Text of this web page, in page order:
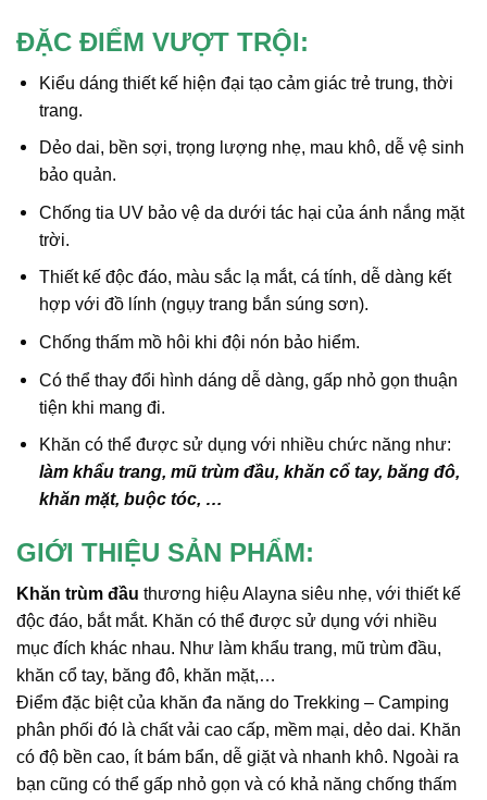
ĐẶC ĐIỂM VƯỢT TRỘI:
Kiểu dáng thiết kế hiện đại tạo cảm giác trẻ trung, thời
trang.
Dẻo dai, bền sợi, trọng lượng nhẹ, mau khô, dễ vệ sinh
bảo quản.
Chống tia UV bảo vệ da dưới tác hại của ánh nắng mặt
trời.
Thiết kế độc đáo, màu sắc lạ mắt, cá tính, dễ dàng kết
hợp với đồ lính (ngụy trang bắn súng sơn).
Chống thấm mồ hôi khi đội nón bảo hiểm.
Có thể thay đổi hình dáng dễ dàng, gấp nhỏ gọn thuận
tiện khi mang đi.
Khăn có thể được sử dụng với nhiều chức năng như:
làm khẩu trang, mũ trùm đầu, khăn cổ tay, băng đô,
khăn mặt, buộc tóc, …
GIỚI THIỆU SẢN PHẨM:
Khăn trùm đầu thương hiệu Alayna siêu nhẹ, với thiết kế
độc đáo, bắt mắt. Khăn có thể được sử dụng với nhiều
mục đích khác nhau. Như làm khẩu trang, mũ trùm đầu,
khăn cổ tay, băng đô, khăn mặt,…
Điểm đặc biệt của khăn đa năng do Trekking – Camping
phân phối đó là chất vải cao cấp, mềm mại, dẻo dai. Khăn
có độ bền cao, ít bám bẩn, dễ giặt và nhanh khô. Ngoài ra
bạn cũng có thể gấp nhỏ gọn và có khả năng chống thấm